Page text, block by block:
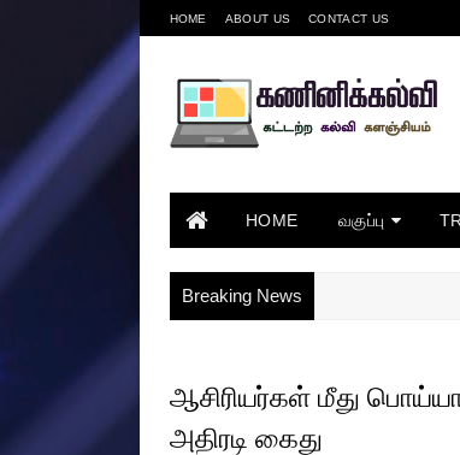
HOME ABOUT US CONTACT US
HOME வகுப்பு
Breaking News
ஆசிரியர்கள் மீது
அதிரடி கைது